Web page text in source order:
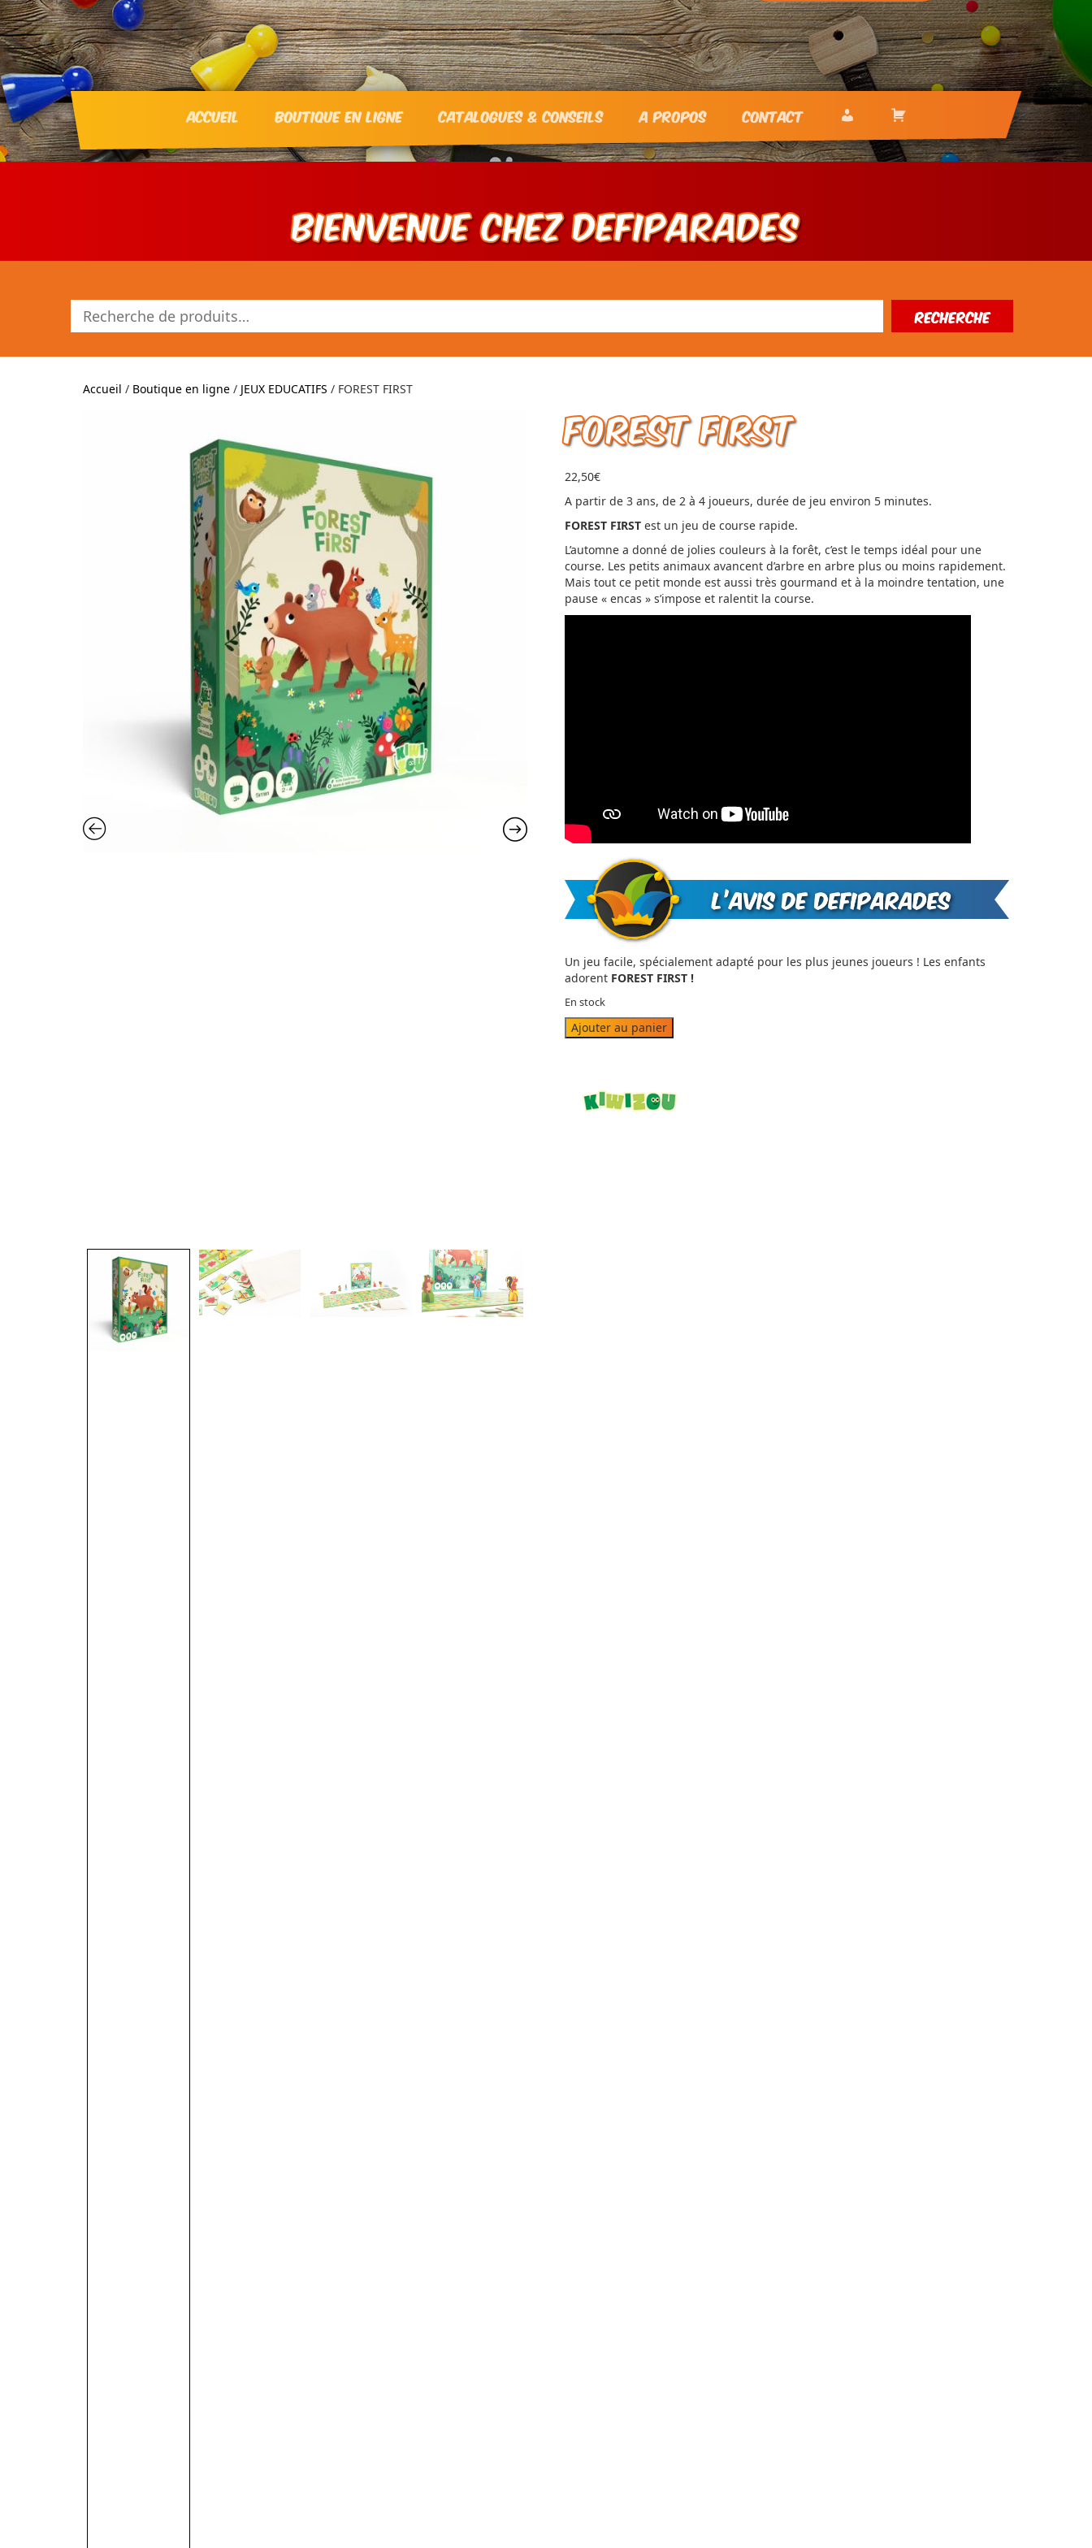
Accueil Boutique en ligne Catalogues & Conseils A propos
Contact
Mon
Mon
Bienvenue chez DEFIPARADES
pour :
Recherche
Accueil / Boutique en ligne / JEUX EDUCATIFS / FOREST FIRST
FOREST FIRST
22,50€
A partir de 3 ans, de 2 à 4 joueurs, durée de jeu environ 5 minutes.
FOREST FIRSTest un jeu de course rapide.
L’automne a donné de jolies couleurs à la forêt, c’est le temps idéal pour une
course. Les petits animaux avancent d’arbre en arbre plus ou moins rapidement.
Mais tout ce petit monde est aussi très gourmand et à la moindre tentation, une
pause « encas » s’impose et ralentit la course.
Un jeu facile, spécialement adapté pour les plus jeunes joueurs ! Les enfants
adorent FOREST FIRST !
En stock
quantité
de
Ajouter au panier